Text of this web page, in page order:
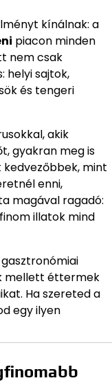
kínálnak: a
piacon minden
nem csak
helyi sajtok,
és tengeri
akik
gyakran meg is
mint
enni,
magával ragadó:
illatok mind
mellett éttermek
Ha szereted a
egy ilyen